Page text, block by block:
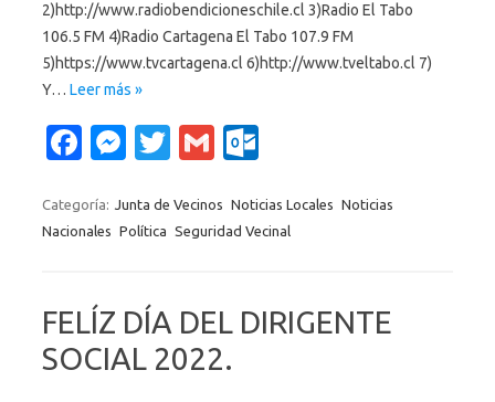
2)http://www.radiobendicioneschile.cl 3)Radio El Tabo
106.5 FM 4)Radio Cartagena El Tabo 107.9 FM
5)https://www.tvcartagena.cl 6)http://www.tveltabo.cl 7)
Y… Leer más »
Fa
e
b
o
k
M
se
n
er
T
it
te
G
ail lo
o
c
Categoría: Junta de Vecinos Noticias Locales Noticias
Nacionales Política Seguridad Vecinal
FELÍZ DÍA DEL DIRIGENTE
SOCIAL 2022.